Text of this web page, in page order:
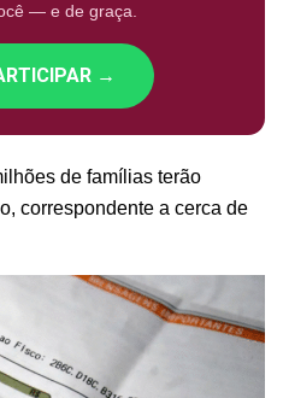
— e de graça.
→
de famílias terão
correspondente a cerca de